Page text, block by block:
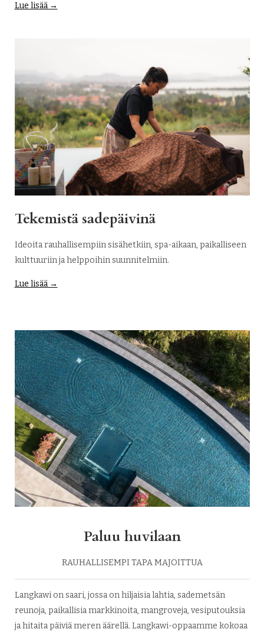
Lue lisää →
Tekemistä sadepäivinä
Ideoita rauhallisempiin sisähetkiin, spa-aikaan, paikalliseen
kulttuuriin ja helppoihin suunnitelmiin.
Lue lisää →
Paluu huvilaan
RAUHALLISEMPI TAPA MAJOITTUA
Langkawi on saari, jossa on hiljaisia lahtia, sademetsän
reunoja, paikallisia markkinoita, mangroveja, vesiputouksia
ja hitaita päiviä meren äärellä. Langkawi-oppaamme kokoaa